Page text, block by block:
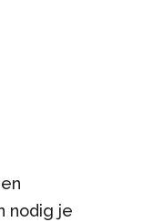
nodig je